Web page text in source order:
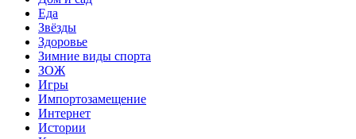
Еда
Звёзды
Здоровье
Зимние виды спорта
ЗОЖ
Игры
Импортозамещение
Интернет
Истории